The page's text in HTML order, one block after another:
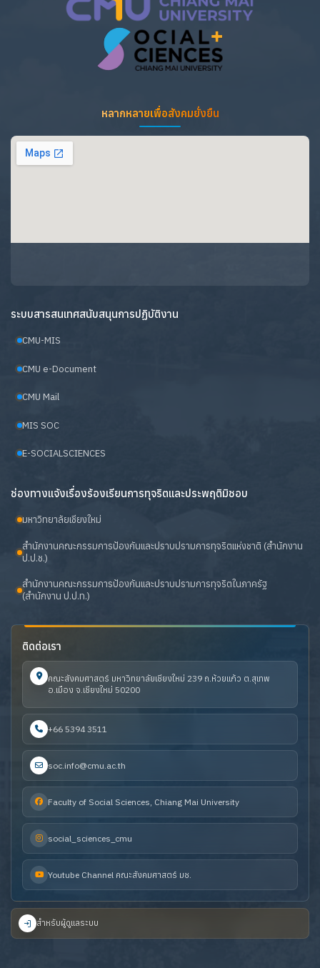
หลากหลายเพื่อสังคมยั่งยืน
ระบบสารสนเทศสนับสนุนการปฏิบัติงาน
CMU-MIS
CMU e-Document
CMU Mail
MIS SOC
E-SOCIALSCIENCES
ช่องทางแจ้งเรื่องร้องเรียนการทุจริตและประพฤติมิชอบ
มหาวิทยาลัยเชียงใหม่
สำนักงานคณะกรรมการป้องกันและปราบปรามการทุจริตแห่งชาติ (สำนักงาน
ป.ป.ช.)
สำนักงานคณะกรรมการป้องกันและปราบปรามการทุจริตในภาครัฐ
(สำนักงาน ป.ป.ท.)
ติดต่อเรา
คณะสังคมศาสตร์ มหาวิทยาลัยเชียงใหม่ 239 ถ.ห้วยแก้ว ต.สุเทพ
อ.เมือง จ.เชียงใหม่ 50200
+66 5394 3511
soc.info@cmu.ac.th
Faculty of Social Sciences, Chiang Mai University
social_sciences_cmu
Youtube Channel คณะสังคมศาสตร์ มช.
สำหรับผู้ดูแลระบบ